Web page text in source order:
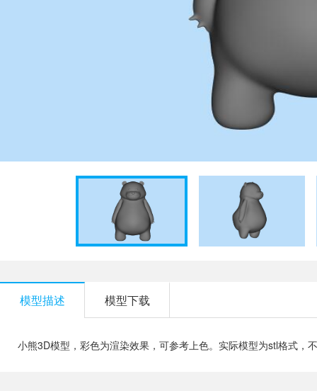
模型描述 模型下载
小熊3D模型，彩色为渲染效果，可参考上色。实际模型为stl格式，